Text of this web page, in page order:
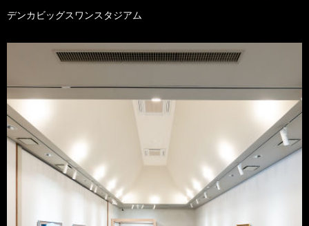
デンカビッグスワンスタジアム